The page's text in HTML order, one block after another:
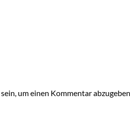
sein, um einen Kommentar